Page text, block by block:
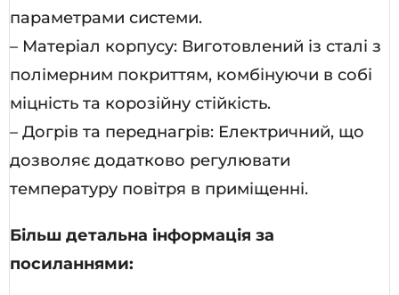
параметрами системи.
– Матеріал корпусу: Виготовлений із сталі з
полімерним покриттям, комбінуючи в собі
міцність та корозійну стійкість.
– Догрів та переднагрів: Електричний, що
дозволяє додатково регулювати
температуру повітря в приміщенні.
Більш детальна інформація за
посиланнями: